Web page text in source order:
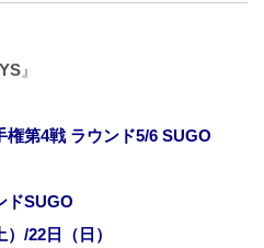
』
第4戦 ラウンド5/6 SUGO
ドSUGO
/22日（日）